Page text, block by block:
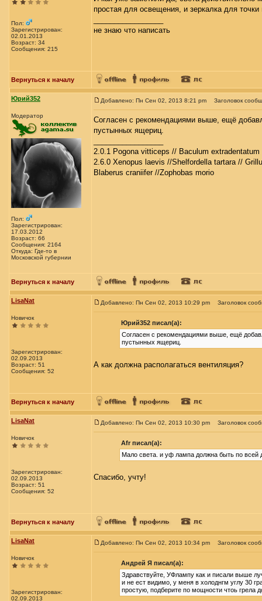
Пол:
Зарегистрирован:
02.01.2013
Возраст: 34
Сообщения: 215
простая для освещения, и зеркалка для
не знаю что написать
Вернуться к началу
Юрий352
Модератор
Пол:
Зарегистрирован:
17.03.2012
Возраст: 66
Сообщения: 2164
Откуда: Где-то в
Московской губернии
Добавлено: Пн Сен 02, 2013 8:21 pm Заголовок
Согласен с рекомендациями выше, ещё
пустынных ящериц.
2.0.1 Pogona vitticeps // Baculum extradentatum
2.6.0 Xenopus laevis //Shelfordella tartara //
Blaberus craniifer //Zophobas morio
Вернуться к началу
LisaNat
Новичок
Зарегистрирован:
02.09.2013
Возраст: 51
Сообщения: 52
Добавлено: Пн Сен 02, 2013 10:29 pm Заголовок
Юрий352 писал(а):
Согласен с рекомендациями выше, ещё
пустынных ящериц.
А как должна располагаться вентиляция?
Вернуться к началу
LisaNat
Новичок
Зарегистрирован:
02.09.2013
Возраст: 51
Сообщения: 52
Добавлено: Пн Сен 02, 2013 10:30 pm Заголовок
Afr писал(а):
Мало света. и уф лампа должна быть по всей
Спасибо, учту!
Вернуться к началу
LisaNat
Новичок
Зарегистрирован:
02.09.2013
Добавлено: Пн Сен 02, 2013 10:34 pm Заголовок
Андрей Я писал(а):
Здравствуйте, УФлампу как и писали выше
и не ест видимо, у меня в холоднгм углу 30
простую, подберите по мощности чтоь грела